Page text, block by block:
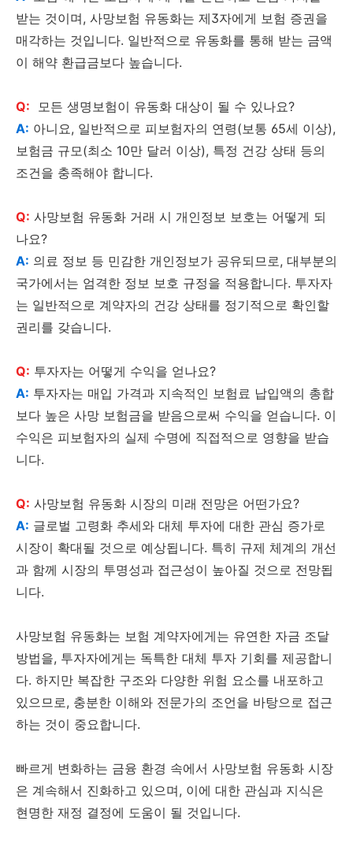
받는 것이며, 사망보험 유동화는 제3자에게 보험 증권을
매각하는 것입니다. 일반적으로 유동화를 통해 받는 금액
이 해약 환급금보다 높습니다.
Q: 모든 생명보험이 유동화 대상이 될 수 있나요?
A: 아니요, 일반적으로 피보험자의 연령(보통 65세 이상),
보험금 규모(최소 10만 달러 이상), 특정 건강 상태 등의
조건을 충족해야 합니다.
Q: 사망보험 유동화 거래 시 개인정보 보호는 어떻게 되
나요?
A: 의료 정보 등 민감한 개인정보가 공유되므로, 대부분의
국가에서는 엄격한 정보 보호 규정을 적용합니다. 투자자
는 일반적으로 계약자의 건강 상태를 정기적으로 확인할
권리를 갖습니다.
Q: 투자자는 어떻게 수익을 얻나요?
A: 투자자는 매입 가격과 지속적인 보험료 납입액의 총합
보다 높은 사망 보험금을 받음으로써 수익을 얻습니다. 이
수익은 피보험자의 실제 수명에 직접적으로 영향을 받습
니다.
Q: 사망보험 유동화 시장의 미래 전망은 어떤가요?
A: 글로벌 고령화 추세와 대체 투자에 대한 관심 증가로
시장이 확대될 것으로 예상됩니다. 특히 규제 체계의 개선
과 함께 시장의 투명성과 접근성이 높아질 것으로 전망됩
니다.
사망보험 유동화는 보험 계약자에게는 유연한 자금 조달
방법을, 투자자에게는 독특한 대체 투자 기회를 제공합니
다. 하지만 복잡한 구조와 다양한 위험 요소를 내포하고
있으므로, 충분한 이해와 전문가의 조언을 바탕으로 접근
하는 것이 중요합니다.
빠르게 변화하는 금융 환경 속에서 사망보험 유동화 시장
은 계속해서 진화하고 있으며, 이에 대한 관심과 지식은
현명한 재정 결정에 도움이 될 것입니다.